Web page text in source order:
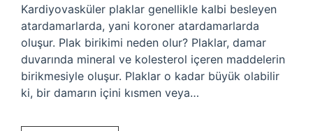
Kardiyovasküler plaklar genellikle kalbi besleyen
atardamarlarda, yani koroner atardamarlarda
oluşur. Plak birikimi neden olur? Plaklar, damar
duvarında mineral ve kolesterol içeren maddelerin
birikmesiyle oluşur. Plaklar o kadar büyük olabilir
ki, bir damarın içini kısmen veya…